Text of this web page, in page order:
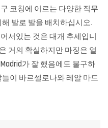
코칭에 이르는 다양한 직무
발로 발을 배치하십시오.
서있는 것은 대개 추세입니
거의 확실하지만 마징은 얼
가 잘 했음에도 불구하
이 바르셀로나와 레알 마드